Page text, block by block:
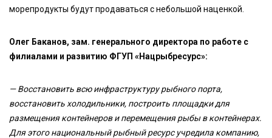
морепродукты будут продаваться с небольшой наценкой.
Олег Баканов, зам. генерального директора по работе с
филиалами и развитию ФГУП «Нацрыбресурс»:
— Восстановить всю инфраструктуру рыбного порта,
восстановить холодильники, построить площадки для
размещения контейнеров и перемещения рыбы в контейнерах.
Для этого национальный рыбный ресурс учредила компанию,